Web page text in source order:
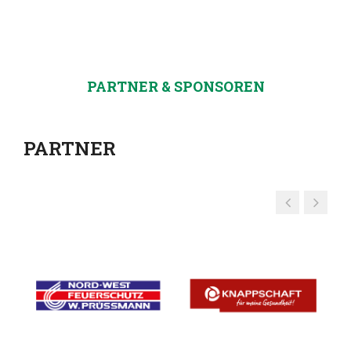
PARTNER & SPONSOREN
PARTNER